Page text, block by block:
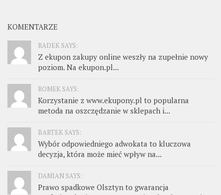
KOMENTARZE
RADEK SAYS:
Z ekupon zakupy online weszły na zupełnie nowy
poziom. Na ekupon.pl...
ROMEK SAYS:
Korzystanie z www.ekupony.pl to popularna
metoda na oszczędzanie w sklepach i...
BARTEK SAYS:
Wybór odpowiedniego adwokata to kluczowa
decyzja, która może mieć wpływ na...
DAMIAN SAYS:
Prawo spadkowe Olsztyn to gwarancja